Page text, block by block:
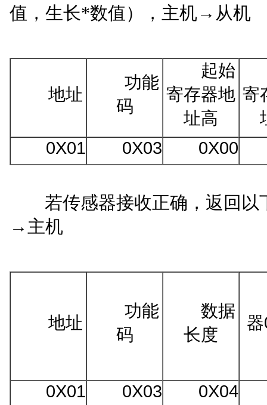
值，生长*数值），主机→ 从机
地址
功能
码
起始
寄存器地
址高
寄
0X01 0X03 0X00
若传感器接收正确，返回以
→ 主机
地址
功能
码
数据
长度
器
0X01 0X03 0X04